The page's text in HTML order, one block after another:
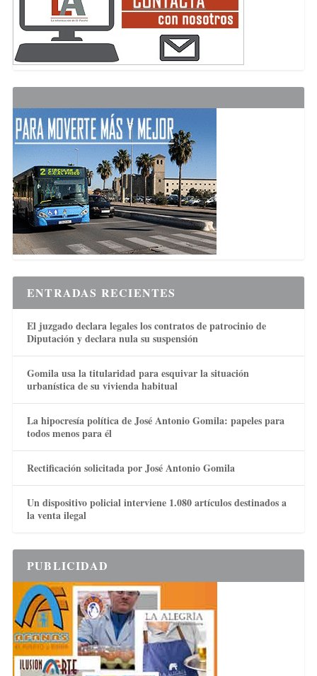
ENTRADAS RECIENTES
El juzgado declara legales los contratos de patrocinio de
Diputación y declara nula su suspensión
Gomila usa la titularidad para esquivar la situación
urbanística de su vivienda habitual
La hipocresía política de José Antonio Gomila: papeles para
todos menos para él
Rectificación solicitada por José Antonio Gomila
Un dispositivo policial interviene 1.080 artículos destinados a
la venta ilegal
PUBLICIDAD